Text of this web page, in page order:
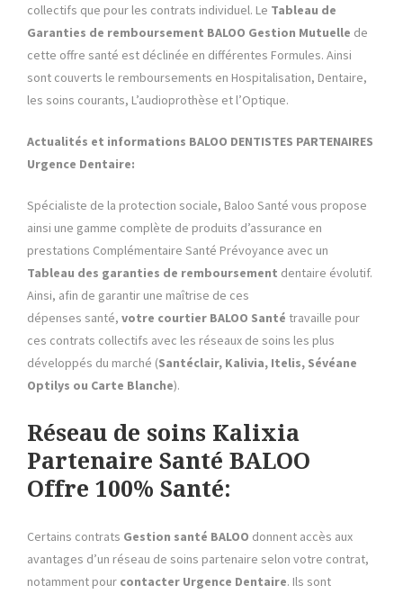
collectifs que pour les contrats individuel. Le Tableau de
Garanties de remboursement BALOO Gestion Mutuelle de
cette offre santé est déclinée en différentes Formules. Ainsi
sont couverts le remboursements en Hospitalisation, Dentaire,
les soins courants, L’audioprothèse et l’Optique.
Actualités et informations BALOO DENTISTES PARTENAIRES
Urgence Dentaire:
Spécialiste de la protection sociale, Baloo Santé vous propose
ainsi une gamme complète de produits d’assurance en
prestations Complémentaire Santé Prévoyance avec un
Tableau des garanties de remboursement dentaire évolutif.
Ainsi, afin de garantir une maîtrise de ces
dépenses santé, votre courtier BALOO Santé travaille pour
ces contrats collectifs avec les réseaux de soins les plus
développés du marché (Santéclair, Kalivia, Itelis, Sévéane
Optilys ou Carte Blanche).
Réseau de soins Kalixia
Partenaire Santé BALOO
Offre 100% Santé:
Certains contrats Gestion santé BALOO donnent accès aux
avantages d’un réseau de soins partenaire selon votre contrat,
notamment pour contacter Urgence Dentaire. Ils sont